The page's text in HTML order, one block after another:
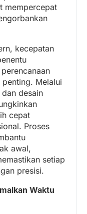
mempercepat
kecepatan
Melalui
desain
cepat
Proses
awal,
setiap
presisi.
Waktu